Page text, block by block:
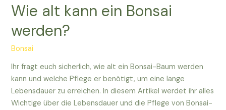
Ficus
Wie alt kann ein Bonsai
werden?
Bonsai
Ihr fragt euch sicherlich, wie alt ein Bonsai-Baum werden
kann und welche Pflege er benötigt, um eine lange
Lebensdauer zu erreichen. In diesem Artikel werdet ihr alles
Wichtige über die Lebensdauer und die Pflege von Bonsai-